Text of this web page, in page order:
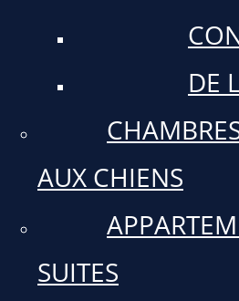
DE
AUX CHIENS
SUITES